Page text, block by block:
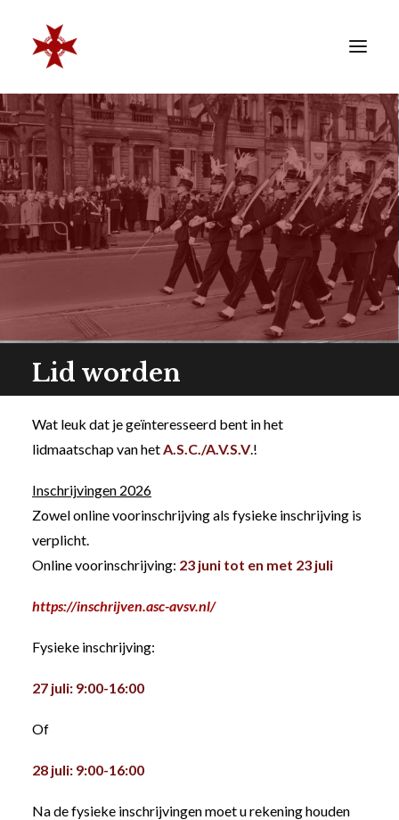
VERENIGING
SOCIËTEIT
LEDEN
REÜNISTEN
ONTWIKKELING
ZAKELIJK
LID WORDEN
Lid worden
Wat leuk dat je geïnteresseerd bent in het
lidmaatschap van hetA.S.C./A.V.S.V.!
Inschrijvingen 2026
Zowel online voorinschrijving als fysieke inschrijving is
verplicht.
Online voorinschrijving: 23 juni tot en met 23 juli
https://inschrijven.asc-avsv.nl/
Fysieke inschrijving:
27 juli: 9:00-16:00
Of
28 juli: 9:00-16:00
Na de fysieke inschrijvingen moet u rekening houden